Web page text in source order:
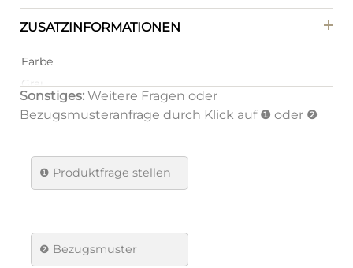
ZUSATZINFORMATIONEN
Farbe
Grau
Farbe Gestell
Material Gestell
Stoff
Sonstiges: Weitere Fragen oder
Bezugsmusteranfrage durch Klick auf ❶ oder ❷
❶ Produktfrage stellen
❷ Bezugsmuster